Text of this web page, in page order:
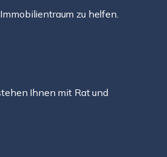
zu helfen.
Ihnen mit Rat und